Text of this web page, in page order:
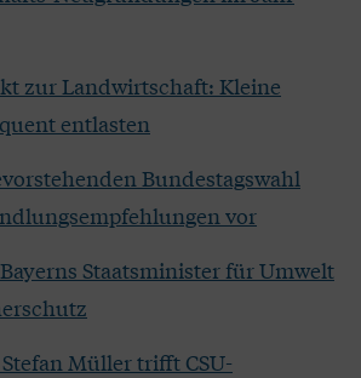
zur Landwirtschaft: Kleine
entlasten
Bundestagswahl
vor
Staatsminister für Umwelt
Müller trifft CSU-